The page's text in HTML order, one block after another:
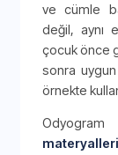
ve cümle
değil, aynı
çocuk önce
sonra uygun
örnekte
materyalleri